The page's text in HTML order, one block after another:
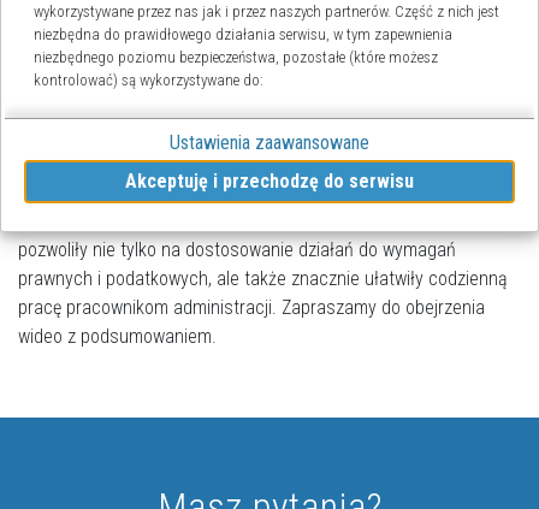
Rok 2024 przyniósł wiele istotnych zmian w systemach
KAMSOFT dla administracji. Nowe funkcjonalności w systemach
pozwoliły nie tylko na dostosowanie działań do wymagań
prawnych i podatkowych, ale także znacznie ułatwiły codzienną
pracę pracownikom administracji. Zapraszamy do obejrzenia
wideo z podsumowaniem.
wykorzystywane przez nas jak i przez naszych partnerów. Część z nich jest
niezbędna do prawidłowego działania serwisu, w tym zapewnienia
niezbędnego poziomu bezpieczeństwa, pozostałe (które możesz
kontrolować) są wykorzystywane do:
naszych stron,
analizy tego, w jaki sposób korzystasz z naszej strony
marketingu bezpośredniego,
Kliknij „Akceptuję i przechodzę do strony”, aby wyrazić zgodę na
przetwarzanie przez nas i naszych partnerów Twoich danych w powyższych
celach.
Pamiętaj, że wyrażenie zgody jest dobrowolne, a wyrażoną zgodę możesz
lub chcesz przeprowadzić konfigurację szczegółową - możesz tego
Więcej informacji na temat wykorzystywania narzędzi zewnętrznych na
Ustawienia zaawansowane
Akceptuję i przechodzę do serwisu